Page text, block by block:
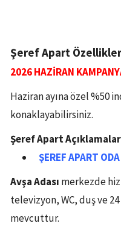
Şeref Apart
2026 HAZİRAN
Haziran ayına özel %50
konaklayabilirsiniz.
Şeref Apart Açıklamalar
ŞEREF APART
Avşa Adası merkezde
televizyon, WC, duş ve
mevcuttur.